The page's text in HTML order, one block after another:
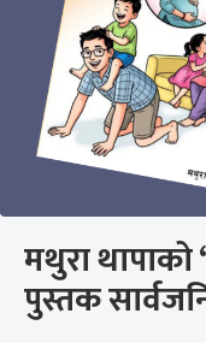
मथुरा
पुस्तक